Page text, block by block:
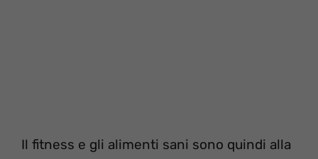
Il fitness e gli alimenti sani sono quindi alla